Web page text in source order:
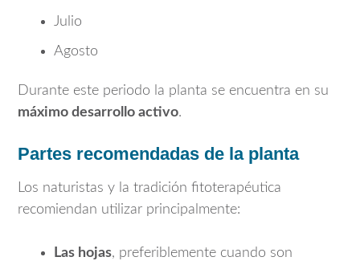
Julio
Agosto
Durante este periodo la planta se encuentra en su
máximo desarrollo activo.
Partes recomendadas de la planta
Los naturistas y la tradición fitoterapéutica
recomiendan utilizar principalmente:
Las hojas, preferiblemente cuando son